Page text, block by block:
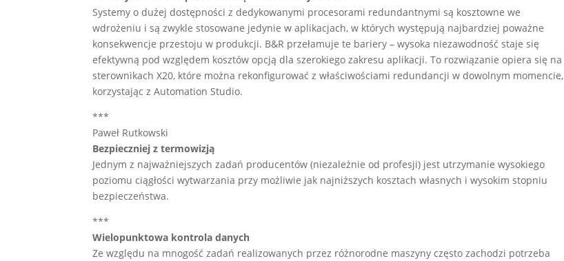
Systemy o dużej dostępności z dedykowanymi procesorami redundantnymi są kosztowne we
wdrożeniu i są zwykle stosowane jedynie w aplikacjach, w których występują najbardziej poważne
konsekwencje przestoju w produkcji. B&R przełamuje te bariery – wysoka niezawodność staje się
efektywną pod względem kosztów opcją dla szerokiego zakresu aplikacji. To rozwiązanie opiera się na
sterownikach X20, które można rekonfigurować z właściwościami redundancji w dowolnym momencie,
korzystając z Automation Studio.
***
Paweł Rutkowski
Bezpieczniej z termowizją
Jednym z najważniejszych zadań producentów (niezależnie od profesji) jest utrzymanie wysokiego
poziomu ciągłości wytwarzania przy możliwie jak najniższych kosztach własnych i wysokim stopniu
bezpieczeństwa.
***
Wielopunktowa kontrola danych
Ze względu na mnogość zadań realizowanych przez różnorodne maszyny często zachodzi potrzeba